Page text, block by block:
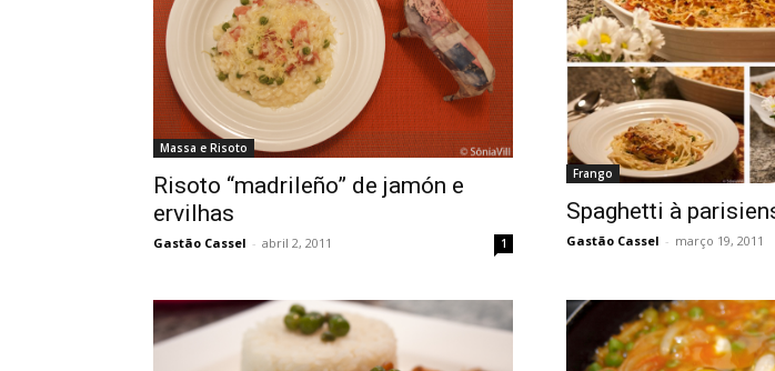
Massa e Risoto
Risoto “madrileño” de jamón e
ervilhas
Gastão Cassel - abril 2, 2011 1
Frango
Spaghetti à
Gastão Cassel - março 19, 2011